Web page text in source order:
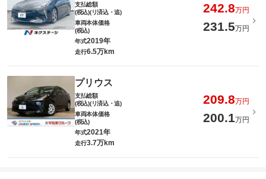
支払総額
(税込)(リ済込・追)
242.8万円
車両本体価格
(税込)
231.5万円
年式2019年
走行6.5万km
プリウス
支払総額
(税込)(リ済込・追)
209.8万円
車両本体価格
(税込)
200.1万円
年式2021年
走行3.7万km